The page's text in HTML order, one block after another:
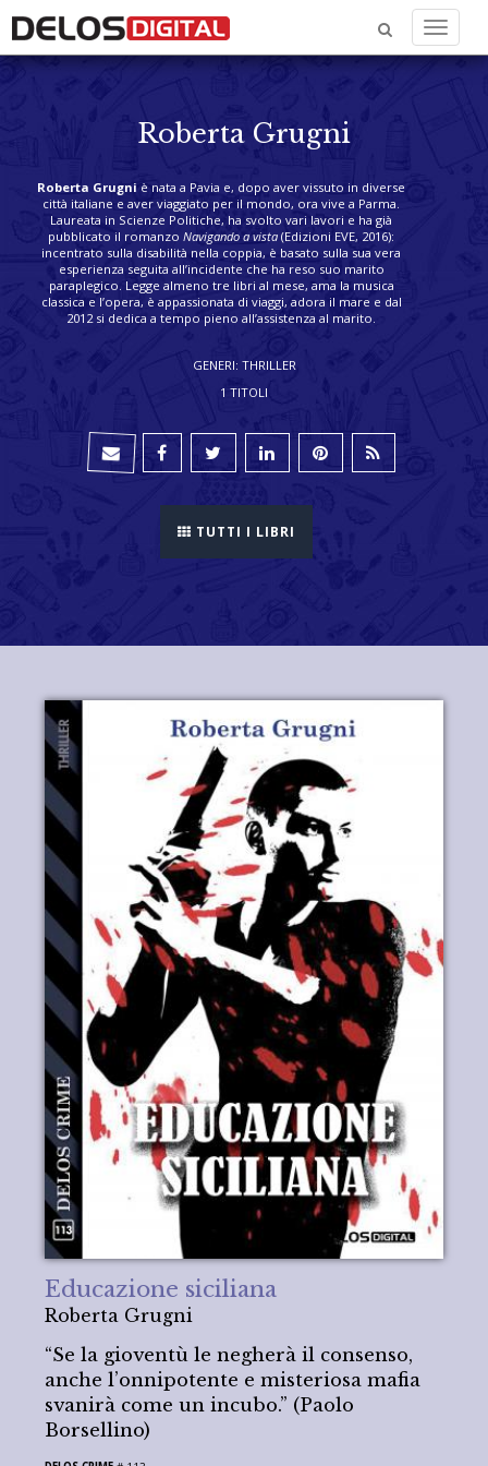
Menu
Roberta Grugni
Roberta Grugni è nata a Pavia e, dopo aver vissuto in diverse
città italiane e aver viaggiato per il mondo, ora vive a Parma.
Laureata in Scienze Politiche, ha svolto vari lavori e ha già
pubblicato il romanzo Navigando a vista (Edizioni EVE, 2016):
incentrato sulla disabilità nella coppia, è basato sulla sua vera
esperienza seguita all’incidente che ha reso suo marito
paraplegico. Legge almeno tre libri al mese, ama la musica
classica e l’opera, è appassionata di viaggi, adora il mare e dal
2012 si dedica a tempo pieno all’assistenza al marito.
GENERI: THRILLER
1 TITOLI
TUTTI I LIBRI
Educazione siciliana
Roberta Grugni
“Se la gioventù le negherà il consenso,
anche l’onnipotente e misteriosa mafia
svanirà come un incubo.” (Paolo
Borsellino)